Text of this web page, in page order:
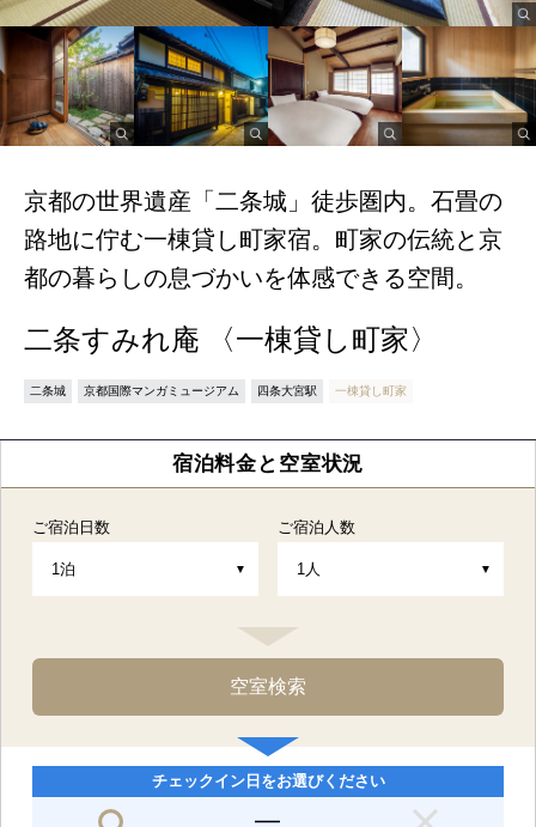
京都の世界遺産「二条城」徒歩圏内。石畳の
路地に佇む一棟貸し町家宿。町家の伝統と京
都の暮らしの息づかいを体感できる空間。
二条すみれ庵 〈一棟貸し町家〉
二条城 京都国際マンガミュージアム 四条大宮駅 一棟貸し町家
宿泊料金と空室状況
ご宿泊日数 ご宿泊人数
チェックイン日をお選びください